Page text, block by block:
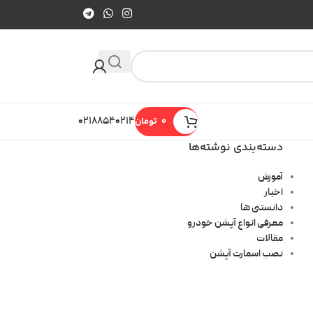
تومان۰۲۱۸۸۵۴۰۲۱۴
دسته‌بندی نوشته‌ها
آموزش
اخبار
دانستنی ها
معرفی انواع آپشن خودرو
مقالات
نصب اسمارت آپشن